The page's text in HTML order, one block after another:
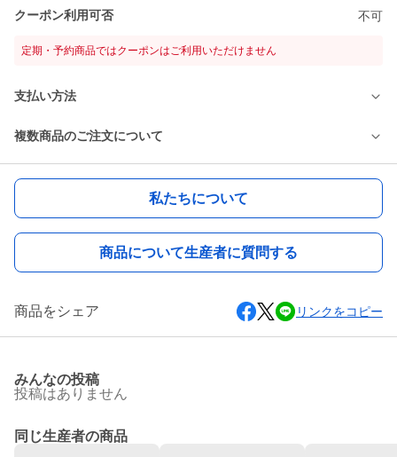
クーポン利用可否 不可
定期・予約商品ではクーポンはご利用いただけません
支払い方法
複数商品のご注文について
私たちについて
商品について生産者に質問する
商品をシェア リンクをコピー
みんなの投稿
投稿はありません
同じ生産者の商品